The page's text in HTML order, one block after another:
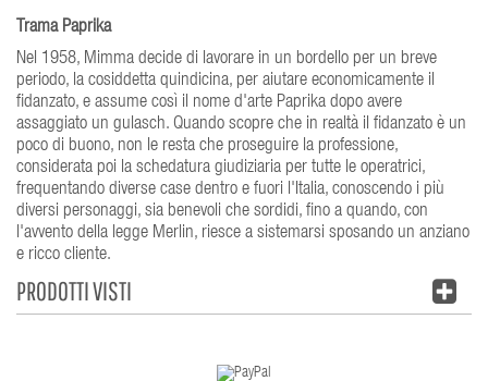
Trama Paprika
Nel 1958, Mimma decide di lavorare in un bordello per un breve
periodo, la cosiddetta quindicina, per aiutare economicamente il
fidanzato, e assume così il nome d'arte Paprika dopo avere
assaggiato un gulasch. Quando scopre che in realtà il fidanzato è un
poco di buono, non le resta che proseguire la professione,
considerata poi la schedatura giudiziaria per tutte le operatrici,
frequentando diverse case dentro e fuori l'Italia, conoscendo i più
diversi personaggi, sia benevoli che sordidi, fino a quando, con
l'avvento della legge Merlin, riesce a sistemarsi sposando un anziano
e ricco cliente.
PRODOTTI VISTI